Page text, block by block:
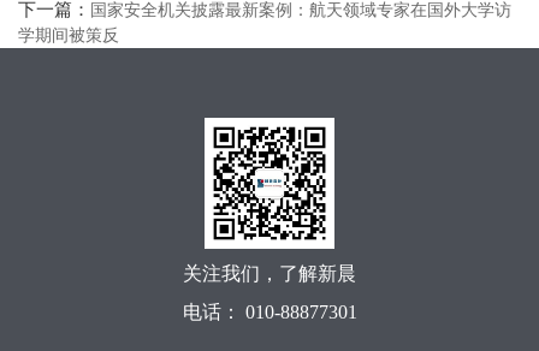
下一篇： 国家安全机关披露最新案例：航天领域专家在国外大学访
学期间被策反
关注我们，了解新晨
电话： 010-88877301